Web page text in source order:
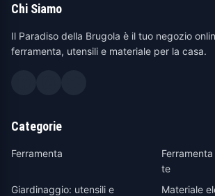
Chi Siamo
Il Paradiso della Brugola è il tuo negozio
ferramenta, utensili e materiale per la casa.
Categorie
Ferramenta
te
Giardinaggio: utensili e
Materiale